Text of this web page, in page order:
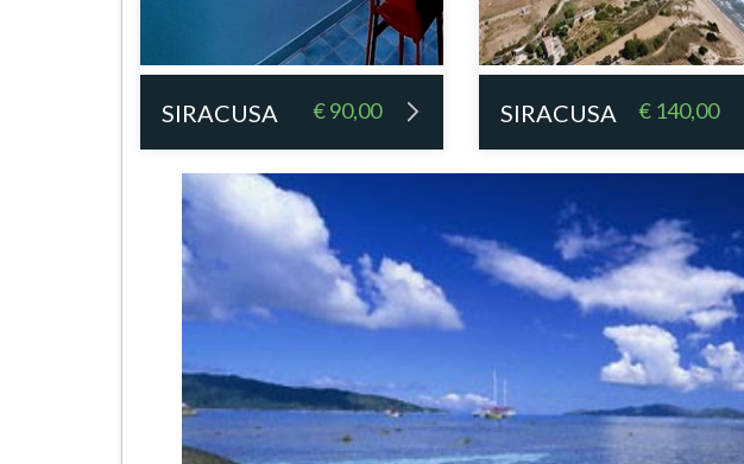
SIRACUSA € 90,00 SIRACUSA € 140,00